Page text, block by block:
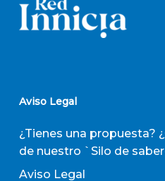
Aviso Legal
¿Tienes una propuesta?
de nuestro `Silo de
Aviso Legal